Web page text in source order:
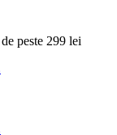
peste 299 lei